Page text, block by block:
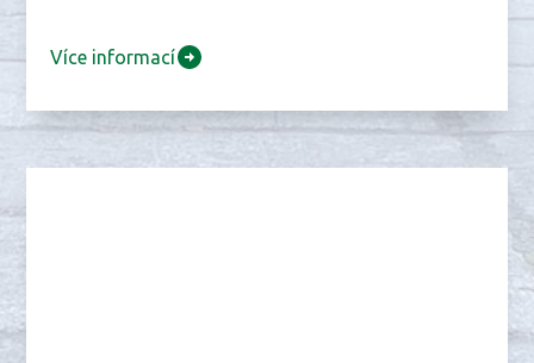
Více informací